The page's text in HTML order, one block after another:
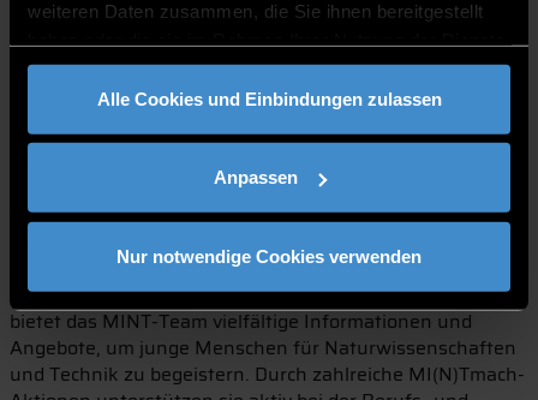
weiteren Daten zusammen, die Sie ihnen bereitgestellt
gesammelt haben.
Alle Cookies und Einbindungen zulassen
Anpassen
Nur notwendige Cookies verwenden
ein Fahrzeug aus Klemmbausteinen konstruieren und
dieses anschließend durch Programmieren „trainieren“
(„Wir schicken ein Fahrzeug ins Trainingslager“, 13:30 - 16
Uhr, THD). Am 30. Oktober lernen 9- bis 12-Jährige
elektronische Bauteile und Schaltpläne kennen. Das neue
Wissen können sie beim Löten ihres eigenen blinkenden
Halloweenkürbisses sofort anwenden („Lass es leuchten
und blinken! Wir löten was Passendes für Halloween“, 10
bis 12 Uhr, THD). Anmeldung erfolgt über die Website des
Vereins Technik für Kinder e.V.
Als zentrale Anlaufstelle für MINT-Bildung in der Region
bietet das MINT-Team vielfältige Informationen und
Angebote, um junge Menschen für Naturwissenschaften
und Technik zu begeistern. Durch zahlreiche MI(N)Tmach-